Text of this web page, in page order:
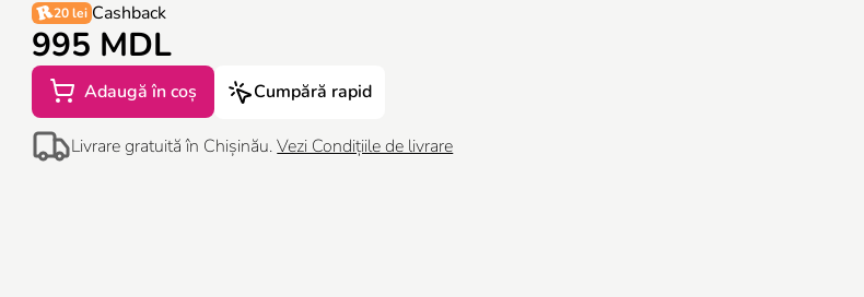
20 lei Cashback
995 MDL
Adaugă în coș Cumpără rapid
Livrare gratuită în Chișinău.Vezi Condițiile de livrare